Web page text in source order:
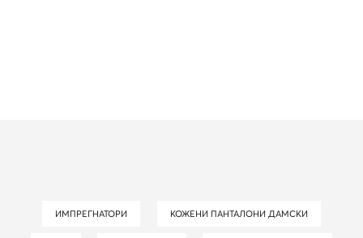
ИМПРЕГНАТОРИ КОЖЕНИ ПАНТАЛОНИ ДАМСКИ